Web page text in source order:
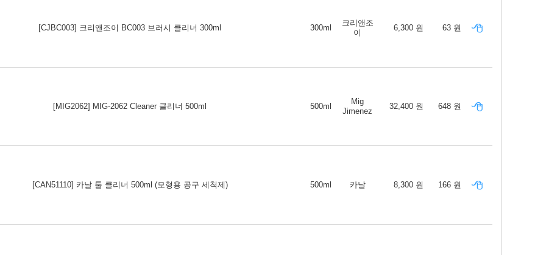
[CJBC003] 크리앤조이 BC003 브러시 클리너 300ml 300ml
크리앤조
이
6,300 원 63 원
[MIG2062] MIG-2062 Cleaner 클리너 500ml 500ml
Mig
Jimenez
32,400 원 648 원
[CAN51110] 카날 툴 클리너 500ml (모형용 공구 세척제) 500ml 카날 8,300 원 166 원